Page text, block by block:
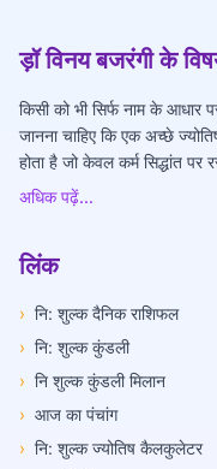
ड़ॉ विनय बजरंगी के
किसी को भी सिर्फ नाम के आधार
जानना चाहिए कि एक अच्छे
होता है जो केवल कर्म सिद्धांत पर
अधिक पढ़ें...
लिंक
› नि: शुल्क दैनिक राशिफल
› नि: शुल्क कुंडली
› नि शुल्क कुंडली मिलान
› आज का पंचांग
› नि: शुल्क ज्योतिष कैलकुलेटर